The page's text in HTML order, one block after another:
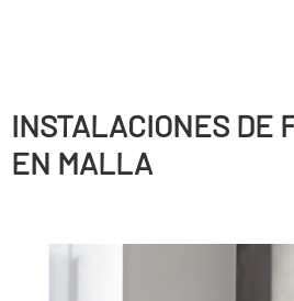
INSTALACIONES DE
EN MALLA